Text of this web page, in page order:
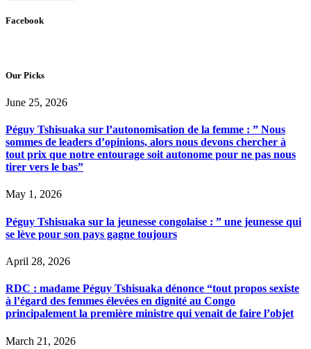
Facebook
Our Picks
June 25, 2026
Péguy Tshisuaka sur l’autonomisation de la femme : ” Nous
sommes de leaders d’opinions, alors nous devons chercher à
tout prix que notre entourage soit autonome pour ne pas nous
tirer vers le bas”
May 1, 2026
Péguy Tshisuaka sur la jeunesse congolaise : ” une jeunesse qui
se lève pour son pays gagne toujours
April 28, 2026
RDC : madame Péguy Tshisuaka dénonce “tout propos sexiste
à l’égard des femmes élevées en dignité au Congo
principalement la première ministre qui venait de faire l’objet
March 21, 2026